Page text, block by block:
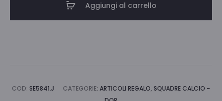
Aggiungi al carrello
COD: SE5841.J CATEGORIE: ARTICOLI REGALO, SQUADRE CALCIO -